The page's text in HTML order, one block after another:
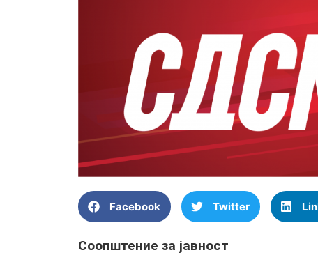
Facebook Twitter
Соопштение за јавност